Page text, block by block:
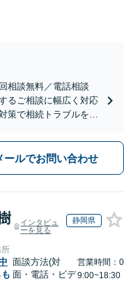
相談無料／電話相談
るご相談に幅広く対応
策で相続トラブルを回
ールでお問い合わせ
インタビュ
ーを見る
静岡県
面談方法(対
面・電話・ビデ
営業時間：0
9:00~18:30